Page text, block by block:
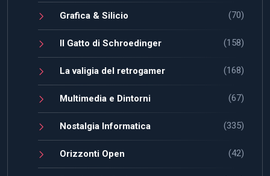
Grafica & Silicio (70)
Il Gatto di Schroedinger (158)
La valigia del retrogamer (168)
Multimedia e Dintorni (67)
Nostalgia Informatica (335)
Orizzonti Open (42)